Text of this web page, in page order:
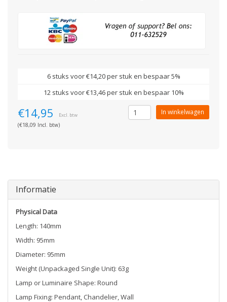
6 stuks voor €14,20 per stuk en bespaar 5%
12 stuks voor €13,46 per stuk en bespaar 10%
€14,95 Excl. btw
(€18,09 Incl. btw)
In winkelwagen
Informatie
Physical Data
Length: 140mm
Width: 95mm
Diameter: 95mm
Weight (Unpackaged Single Unit): 63g
Lamp or Luminaire Shape: Round
Lamp Fixing: Pendant, Chandelier, Wall